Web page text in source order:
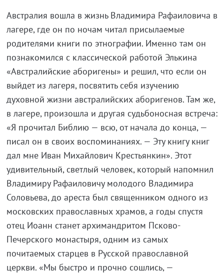
Австралия вошла в жизнь Владимира Рафаиловича в
лагере, где он по ночам читал присылаемые
родителями книги по этнографии. Именно там он
познакомился с классической работой Элькина
«Австралийские аборигены» и решил, что если он
выйдет из лагеря, посвятить себя изучению
духовной жизни австралийских аборигенов. Там же,
в лагере, произошла и другая судьбоносная встреча:
«Я прочитал Библию — всю, от начала до конца, —
писал он в своих воспоминаниях. — Эту книгу книг
дал мне Иван Михайлович Крестьянкин». Этот
удивительный, светлый человек, который напомнил
Владимиру Рафаиловичу молодого Владимира
Соловьева, до ареста был священником одного из
московских православных храмов, а годы спустя
отец Иоанн станет архимандритом Псково-
Печерского монастыря, одним из самых
почитаемых старцев в Русской православной
церкви. «Мы быстро и прочно сошлись, —